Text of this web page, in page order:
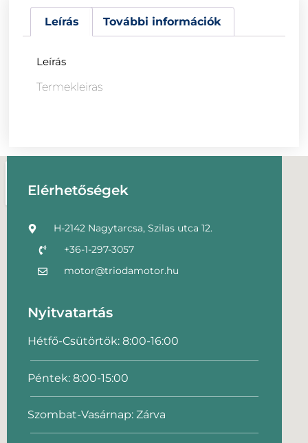
Leírás További információk
Leírás
Termekleiras
Elérhetőségek
H-2142 Nagytarcsa, Szilas utca 12.
+36-1-297-3057
motor@triodamotor.hu
Nyitvatartás
Hétfő-Csütörtök: 8:00-16:00
Péntek: 8:00-15:00
Szombat-Vasárnap: Zárva